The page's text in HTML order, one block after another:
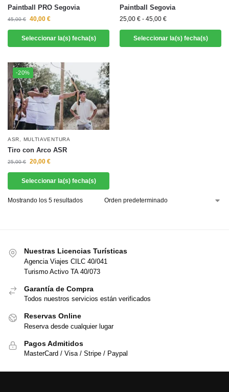
Paintball PRO Segovia
45,00€ 40,00 €
Seleccionar la(s) fecha(s)
Paintball Segovia
25,00 € - 45,00 €
Seleccionar la(s) fecha(s)
-20%
ASR MULTIAVENTURA
Tiro con Arco ASR
25,00€ 20,00 €
Seleccionar la(s) fecha(s)
Mostrando los 5 resultados
Nuestras Licencias Turísticas
Agencia Viajes CILC 40/041
Turismo Activo TA 40/073
Garantía de Compra
Todos nuestros servicios están verificados
Reservas Online
Reserva desde cualquier lugar
Pagos Admitidos
MasterCard / Visa / Stripe / Paypal